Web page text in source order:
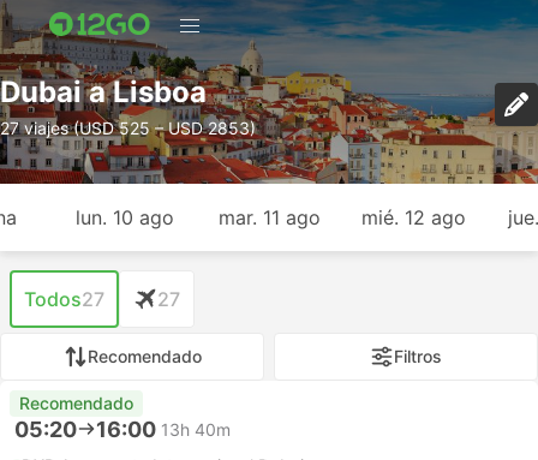
Dubai a Lisboa
27 viajes (USD 525 – USD 2853)
lun. 10 ago mar. 11 ago mié. 12 ago
Todos27 27
Recomendado Filtros
Recomendado
05:20 16:00 13h 40m